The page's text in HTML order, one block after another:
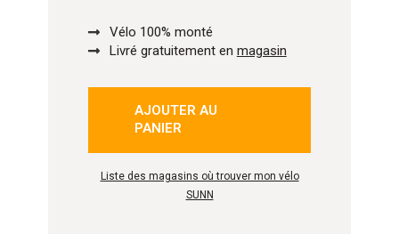
Vélo 100% monté
Livré gratuitement en magasin
AJOUTER AU
PANIER
Liste des magasins où trouver mon vélo
SUNN